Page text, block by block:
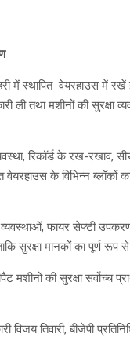
में स्थापित वेयरहाउस में रखें
ली तथा मशीनों की सुरक्षा
रिकॉर्ड के रख-रखाव,
के विभिन्न ब्लॉकों
व्यवस्थाओं, फायर सेफ्टी
सुरक्षा मानकों का पूर्ण
मशीनों की सुरक्षा सर्वोच्च
विजय तिवारी, बीजेपी